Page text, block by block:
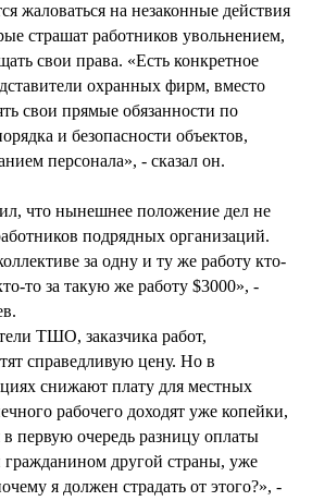
жаловаться на незаконные действия
страшат работников увольнением,
свои права. «Есть конкретное
охранных фирм, вместо
свои прямые обязанности по
и безопасности объектов,
персонала», - сказал он.
что нынешнее положение дел не
подрядных организаций.
за одну и ту же работу кто-
то за такую же работу $3000», -
ТШО, заказчика работ,
справедливую цену. Но в
снижают плату для местных
рабочего доходят уже копейки,
первую очередь разницу оплаты
гражданином другой страны, уже
я должен страдать от этого?», -